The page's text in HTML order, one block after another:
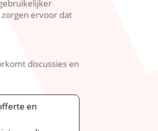
ervoor dat
discussies en
en